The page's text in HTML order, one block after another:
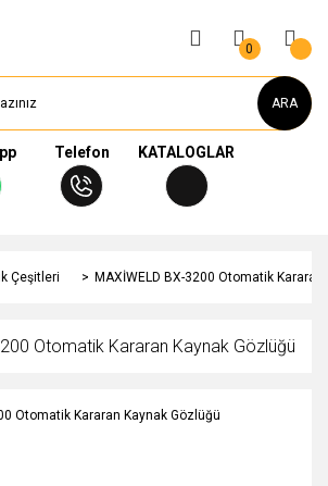
ARA
Telefon KATALOGLAR
0
Çeşitleri MAXİWELD BX-3200 Otomatik
Otomatik Kararan Kaynak Gözlüğü